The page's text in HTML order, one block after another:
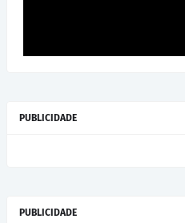
PUBLICIDADE
PUBLICIDADE